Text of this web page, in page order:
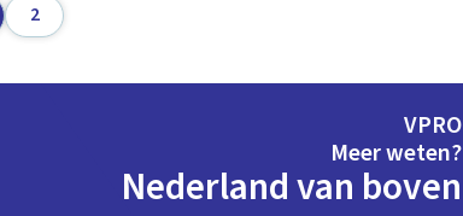
2
VPRO
Meer weten?
Nederland van boven